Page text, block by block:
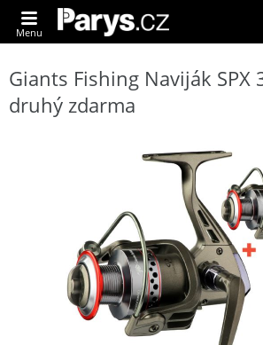
Menu
Giants Fishing Naviják SPX
druhý zdarma